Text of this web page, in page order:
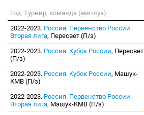
Год. Турнир, команда (амплуа)
2022-2023. Россия. Первенство России.
Вторая лига, Пересвет (П/з)
2022-2023. Россия. Кубок России, Пересвет
(П/з)
2022-2023. Россия. Кубок России, Машук-
КМВ (П/з)
2022-2023. Россия. Первенство России.
Вторая лига, Машук-КМВ (П/з)